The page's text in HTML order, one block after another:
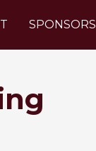
SPONSORS